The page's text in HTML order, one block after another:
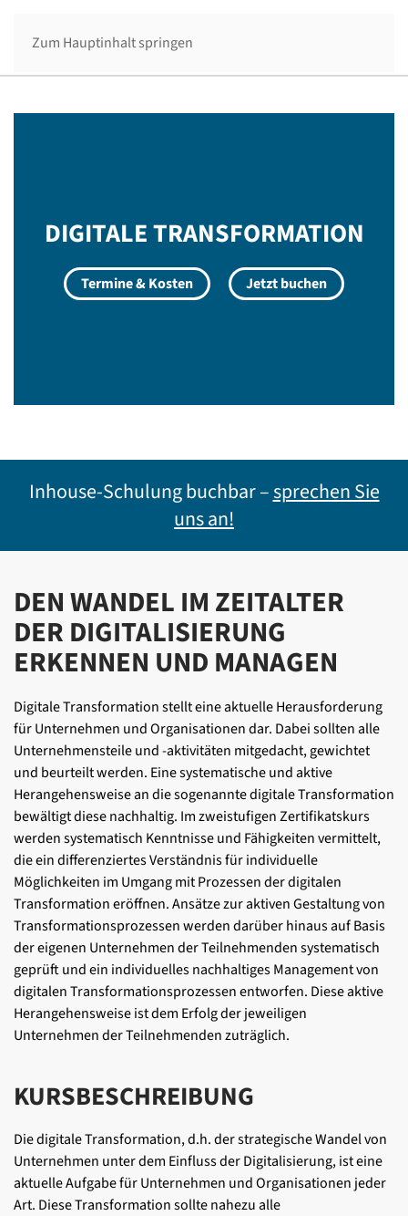
Zum Hauptinhalt springen
DIGITALE TRANSFORMATION
Termine & Kosten Jetzt buchen
Inhouse-Schulung buchbar –sprechen Sie
uns an!
DEN WANDEL IM ZEITALTER
DER DIGITALISIERUNG
ERKENNEN UND MANAGEN
Digitale Transformation stellt eine aktuelle Herausforderung
für Unternehmen und Organisationen dar. Dabei sollten alle
Unternehmensteile und -aktivitäten mitgedacht, gewichtet
und beurteilt werden. Eine systematische und aktive
Herangehensweise an die sogenannte digitale Transformation
bewältigt diese nachhaltig. Im zweistufigen Zertifikatskurs
werden systematisch Kenntnisse und Fähigkeiten vermittelt,
die ein differenziertes Verständnis für individuelle
Möglichkeiten im Umgang mit Prozessen der digitalen
Transformation eröffnen. Ansätze zur aktiven Gestaltung von
Transformationsprozessen werden darüber hinaus auf Basis
der eigenen Unternehmen der Teilnehmenden systematisch
geprüft und ein individuelles nachhaltiges Management von
digitalen Transformationsprozessen entworfen. Diese aktive
Herangehensweise ist dem Erfolg der jeweiligen
Unternehmen der Teilnehmenden zuträglich.
KURSBESCHREIBUNG
Die digitale Transformation, d.h. der strategische Wandel von
Unternehmen unter dem Einfluss der Digitalisierung, ist eine
aktuelle Aufgabe für Unternehmen und Organisationen jeder
Art. Diese Transformation sollte nahezu alle